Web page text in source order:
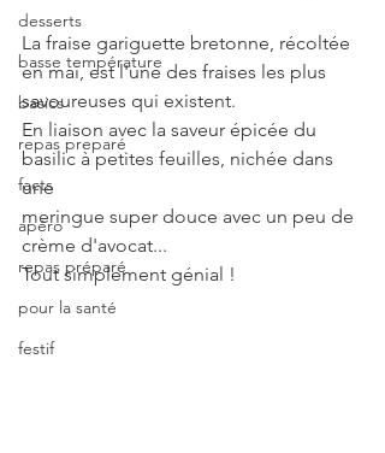
desserts
basse température
basics
repas preparé
facts
apéro
repas préparé
pour la santé
festif
La fraise gariguette bretonne, récoltée
en mai, est l'une des fraises les plus
savoureuses qui existent.
En liaison avec la saveur épicée du
basilic à petites feuilles, nichée dans
une
meringue super douce avec un peu de
crème d'avocat...
Tout simplement génial !